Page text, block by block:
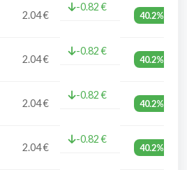
2.04 €
-0.82 €
40.2%
2.04 €
-0.82 €
40.2%
2.04 €
-0.82 €
40.2%
2.04 €
-0.82 €
40.2%